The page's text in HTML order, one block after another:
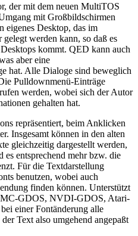
der mit dem neuen MultiTOS
mit Großbildschirmen
eigenes Desktop, das im
werden kann, so daß es
kommt. QED kann auch
aber eine
hat. Alle Dialoge sind beweglich
Pulldownmenü-Einträge
werden, wobei sich der Autor
gehalten hat.
repräsentiert, beim Anklicken
Insgesamt können in den alten
gleichzeitig dargestellt werden,
es entsprechend mehr bzw. die
Für die Textdarstellung
benutzen, wobei auch
finden können. Unterstützt
GDOS, NVDI-GDOS, Atari-
einer Fontänderung alle
Text also umgehend angepaßt